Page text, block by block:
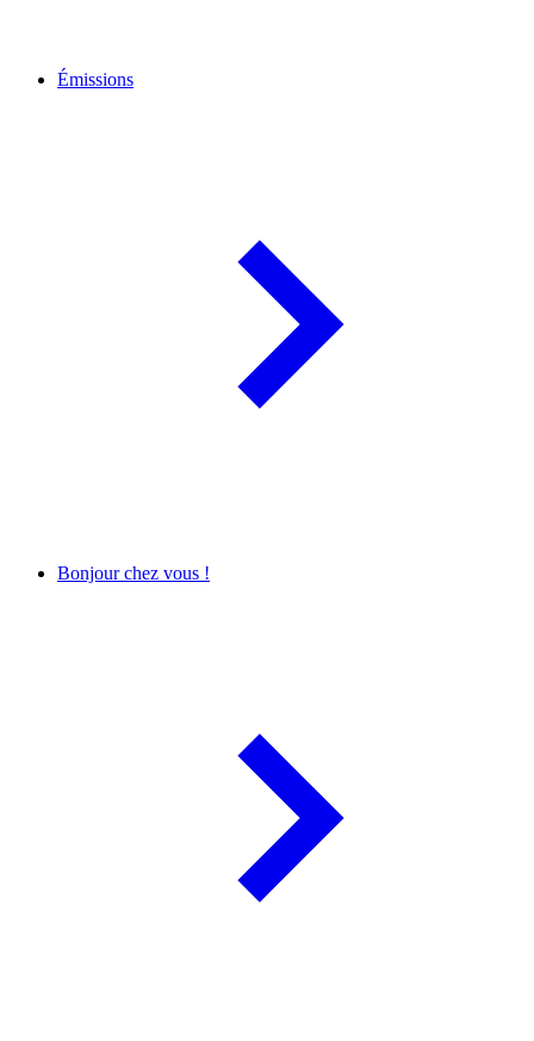
Émissions
Bonjour chez vous !